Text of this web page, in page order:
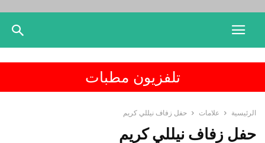
تلفزيون مطبات
الرئيسية علامات حفل زفاف نيللي كريم
حفل زفاف نيللي كريم